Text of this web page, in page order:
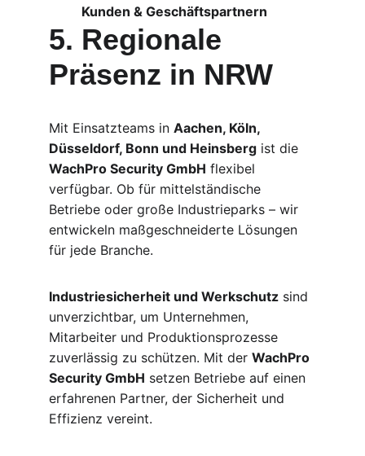
Kunden & Geschäftspartnern
5. Regionale
Präsenz in NRW
Mit Einsatzteams in Aachen, Köln,
Düsseldorf, Bonn und Heinsberg ist die
WachPro Security GmbH flexibel
verfügbar. Ob für mittelständische
Betriebe oder große Industrieparks – wir
entwickeln maßgeschneiderte Lösungen
für jede Branche.
Industriesicherheit und Werkschutz sind
unverzichtbar, um Unternehmen,
Mitarbeiter und Produktionsprozesse
zuverlässig zu schützen. Mit der WachPro
Security GmbH setzen Betriebe auf einen
erfahrenen Partner, der Sicherheit und
Effizienz vereint.